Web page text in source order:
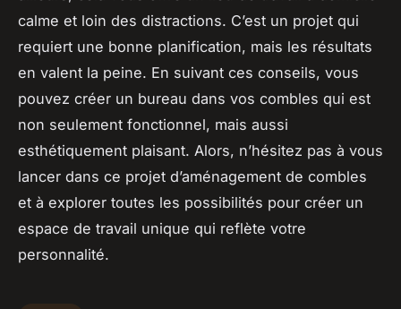
calme et loin des distractions. C’est un projet qui
requiert une bonne planification, mais les résultats
en valent la peine. En suivant ces conseils, vous
pouvez créer un bureau dans vos combles qui est
non seulement fonctionnel, mais aussi
esthétiquement plaisant. Alors, n’hésitez pas à vous
lancer dans ce projet d’aménagement de combles
et à explorer toutes les possibilités pour créer un
espace de travail unique qui reflète votre
personnalité.